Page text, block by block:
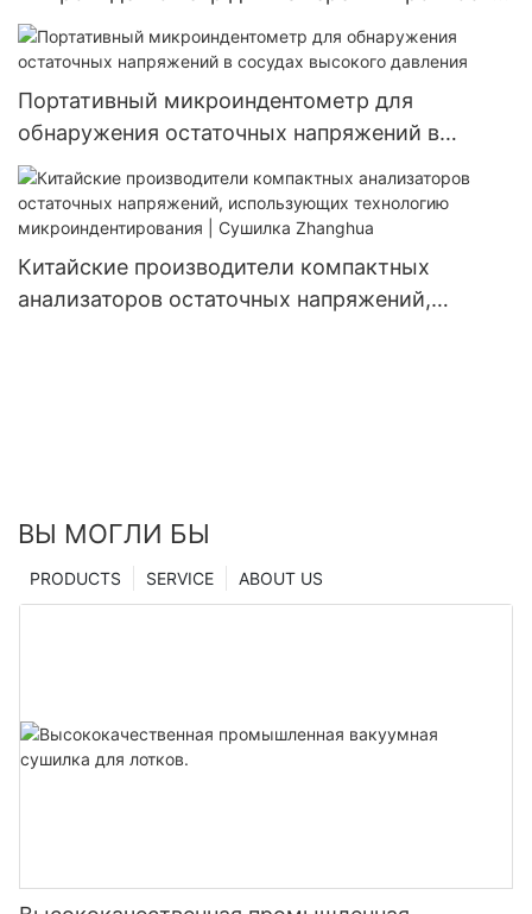
и напряжений от компании Zhanghua Dryer
Портативный микроиндентометр для
обнаружения остаточных напряжений в
сосудах высокого давления
Китайские производители компактных
анализаторов остаточных напряжений,
ВЫ МОГЛИ БЫ
ABOUT US
SERVICE
PRODUCTS